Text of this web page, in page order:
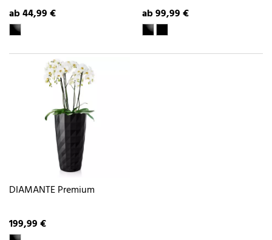
ab 44,99 € ab 99,99 €
DIAMANTE Premium
199,99 €